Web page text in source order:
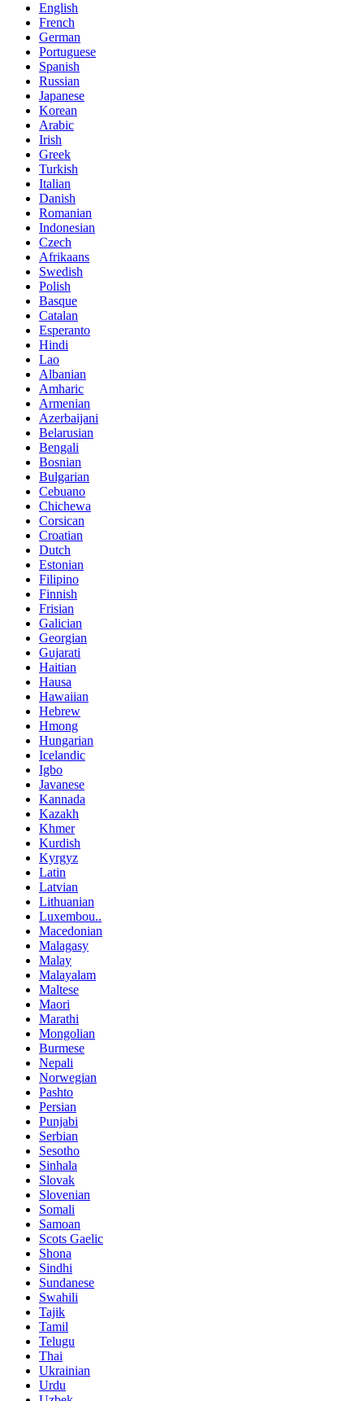
English
French
German
Portuguese
Spanish
Russian
Japanese
Korean
Arabic
Irish
Greek
Turkish
Italian
Danish
Romanian
Indonesian
Czech
Afrikaans
Swedish
Polish
Basque
Catalan
Esperanto
Hindi
Lao
Albanian
Amharic
Armenian
Azerbaijani
Belarusian
Bengali
Bosnian
Bulgarian
Cebuano
Chichewa
Corsican
Croatian
Dutch
Estonian
Filipino
Finnish
Frisian
Galician
Georgian
Gujarati
Haitian
Hausa
Hawaiian
Hebrew
Hmong
Hungarian
Icelandic
Igbo
Javanese
Kannada
Kazakh
Khmer
Kurdish
Kyrgyz
Latin
Latvian
Lithuanian
Luxembou..
Macedonian
Malagasy
Malay
Malayalam
Maltese
Maori
Marathi
Mongolian
Burmese
Nepali
Norwegian
Pashto
Persian
Punjabi
Serbian
Sesotho
Sinhala
Slovak
Slovenian
Somali
Samoan
Scots Gaelic
Shona
Sindhi
Sundanese
Swahili
Tajik
Tamil
Telugu
Thai
Ukrainian
Urdu